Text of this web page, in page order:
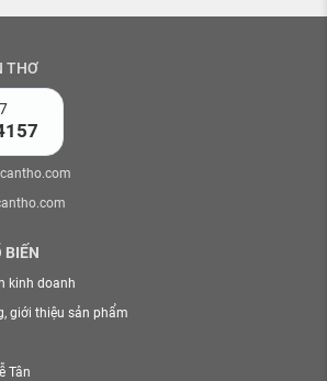
THƠ
BIẾN
kinh doanh
giới thiệu sản phẩm
Tân